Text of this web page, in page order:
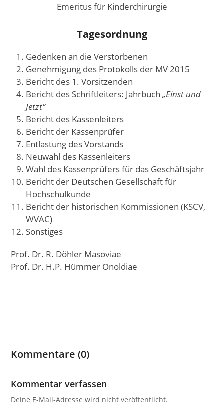
Emeritus für Kinderchirurgie
Tagesordnung
Gedenken an die Verstorbenen
Genehmigung des Protokolls der MV 2015
Bericht des 1. Vorsitzenden
Bericht des Schriftleiters: Jahrbuch„Einst und
Jetzt“
Bericht des Kassenleiters
Bericht der Kassenprüfer
Entlastung des Vorstands
Neuwahl des Kassenleiters
Wahl des Kassenprüfers für das Geschäftsjahr
Bericht der Deutschen Gesellschaft für
Hochschulkunde
Bericht der historischen Kommissionen (KSCV,
WVAC)
Sonstiges
Prof. Dr. R. Döhler Masoviae
Prof. Dr. H.P. Hümmer Onoldiae
Kommentare (0)
Kommentar verfassen
Deine E-Mail-Adresse wird nicht veröffentlicht.